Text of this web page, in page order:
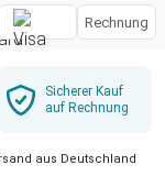
Rechnung
Sicherer Kauf
auf Rechnung
aus Deutschland